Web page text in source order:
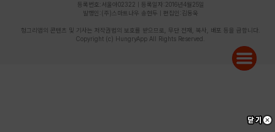
등록번호:서울아02322 | 등록일자:2016년4월25일
발행인:(주)스마트나우 송현두 | 편집인:김동욱
헝그리앱의 콘텐츠 및 기사는 저작권법의 보호를 받으므로, 무단 전재, 복사, 배포 등을 금합니다.
Copyright (c) HungryApp All Rights Reserved.